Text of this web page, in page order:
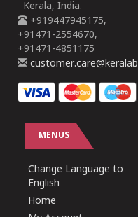
Kerala, India.
+919447945175,
+91471-2554670,
+91471-4851175
MENUS
Change Language to
English
Home